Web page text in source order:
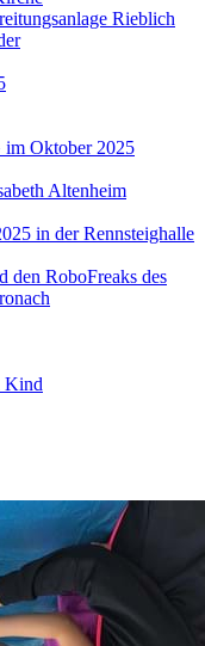
Rieblich
im Oktober 2025
Altenheim
in der Rennsteighalle
den RoboFreaks des
Kind